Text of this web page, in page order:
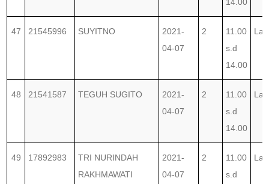
47 21545996 SUYITNO
2021-
04-07
2
11.00
s.d
14.00
48 21541587 TEGUH SUGITO
2021-
04-07
2
11.00
s.d
14.00
49 17892983
TRI NURINDAH
RAKHMAWATI
2021-
04-07
2
11.00
s.d